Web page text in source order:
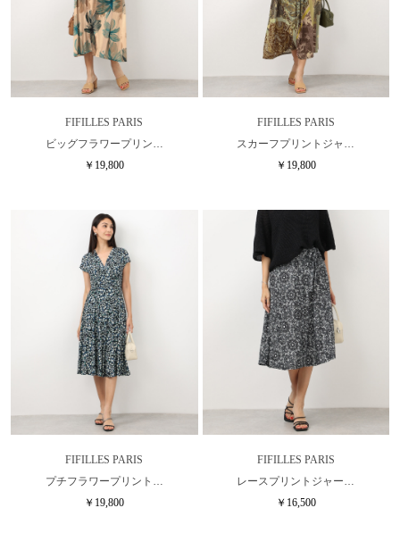
FIFILLES PARIS
ビッグフラワープリン…
￥19,800
FIFILLES PARIS
スカーフプリントジャ…
￥19,800
FIFILLES PARIS
プチフラワープリント…
￥19,800
FIFILLES PARIS
レースプリントジャー…
￥16,500